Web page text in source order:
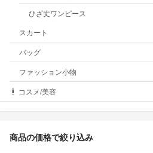
ひざ丈ワンピース
スカート
バッグ
ファッション小物
コスメ/美容
商品の価格で絞り込み